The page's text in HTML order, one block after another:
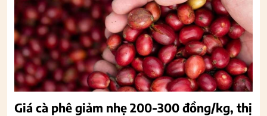
Giá cà phê giảm nhẹ 200-300 đồng/kg, thị